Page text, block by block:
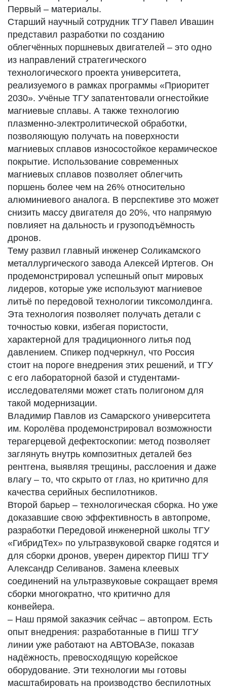
Первый – материалы.
Старший научный сотрудник ТГУ Павел Ивашин
представил разработки по созданию
облегчённых поршневых двигателей – это одно
из направлений стратегического
технологического проекта университета,
реализуемого в рамках программы «Приоритет
2030». Учёные ТГУ запатентовали огнестойкие
магниевые сплавы. А также технологию
плазменно-электролитической обработки,
позволяющую получать на поверхности
магниевых сплавов износостойкое керамическое
покрытие. Использование современных
магниевых сплавов позволяет облегчить
поршень более чем на 26% относительно
алюминиевого аналога. В перспективе это может
снизить массу двигателя до 20%, что напрямую
повлияет на дальность и грузоподъёмность
дронов.
Тему развил главный инженер Соликамского
металлургического завода Алексей Иртегов. Он
продемонстрировал успешный опыт мировых
лидеров, которые уже используют магниевое
литьё по передовой технологии тиксомолдинга.
Эта технология позволяет получать детали с
точностью ковки, избегая пористости,
характерной для традиционного литья под
давлением. Спикер подчеркнул, что Россия
стоит на пороге внедрения этих решений, и ТГУ
с его лабораторной базой и студентами-
исследователями может стать полигоном для
такой модернизации.
Владимир Павлов из Самарского университета
им. Королёва продемонстрировал возможности
терагерцевой дефектоскопии: метод позволяет
заглянуть внутрь композитных деталей без
рентгена, выявляя трещины, расслоения и даже
влагу – то, что скрыто от глаз, но критично для
качества серийных беспилотников.
Второй барьер – технологическая сборка. Но уже
доказавшие свою эффективность в автопроме,
разработки Передовой инженерной школы ТГУ
«ГибридТех» по ультразвуковой сварке годятся и
для сборки дронов, уверен директор ПИШ ТГУ
Александр Селиванов. Замена клеевых
соединений на ультразвуковые сокращает время
сборки многократно, что критично для
конвейера.
– Наш прямой заказчик сейчас – автопром. Есть
опыт внедрения: разработанные в ПИШ ТГУ
линии уже работают на АВТОВАЗе, показав
надёжность, превосходящую корейское
оборудование. Эти технологии мы готовы
масштабировать на производство беспилотных